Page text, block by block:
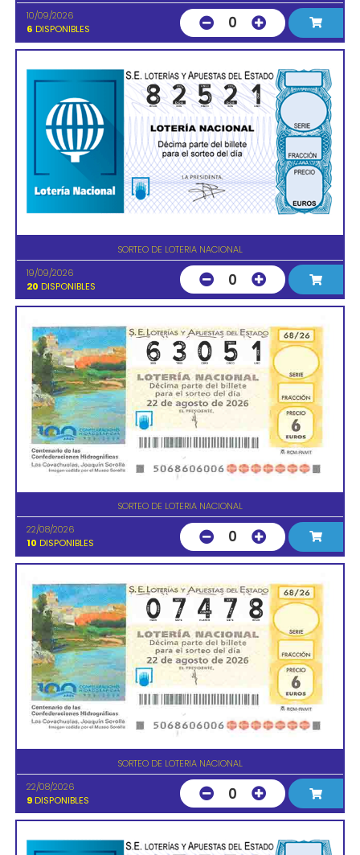
10/09/2026
6 DISPONIBLES 0
SORTEO DE LOTERIA NACIONAL
19/09/2026
20 DISPONIBLES 0
SORTEO DE LOTERIA NACIONAL
22/08/2026
10 DISPONIBLES 0
SORTEO DE LOTERIA NACIONAL
22/08/2026
9 DISPONIBLES 0